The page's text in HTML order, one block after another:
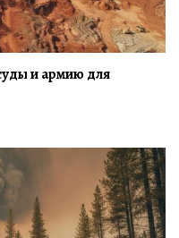
и армию для